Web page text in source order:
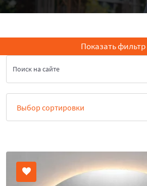
Показать фильтр
Поиск на сайте